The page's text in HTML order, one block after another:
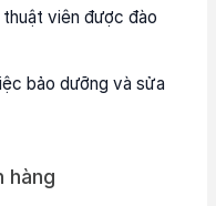
viên được đào
bảo dưỡng và sửa
hàng